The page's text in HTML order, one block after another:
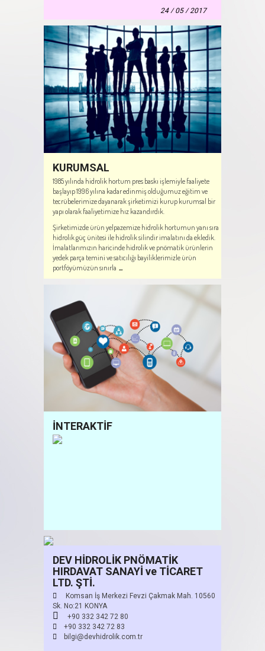
24 / 05 / 2017
YENİ WEB SİTESİ
Web Sitemiz Yeni Arayüz Tasarımı İle Siz Değerli
Kullanıcılarımıza Hizmet Vermektedir.
30 / 05 / 2018
KURUMSAL
1985 yılında hidrolik hortum pres baskı işlemiyle faaliyete
başlayıp 1996 yılına kadar edinmiş olduğumuz eğitim ve
tecrübelerimize dayanarak şirketimizi kurup kurumsal bir
yapı olarak faaliyetimize hız kazandırdık.
Şirketimizde ürün yelpazemize hidrolik hortumun yanı sıra
hidrolik güç ünitesi ile hidrolik silindir imalatını da ekledik.
İmalatlarımızın haricinde hidrolik ve pnömatik ürünlerin
yedek parça temini ve satıcılığı bayiliklerimizle ürün
portföyümüzün sınırla ...
İNTERAKTİF
DEV HİDROLİK PNÖMATİK
HIRDAVAT SANAYİ ve TİCARET
LTD. ŞTİ.
Komsan İş Merkezi Fevzi Çakmak Mah. 10560
Sk. No:21 KONYA
+90 332 342 72 80
+90 332 342 72 83
bilgi@devhidrolik.com.tr